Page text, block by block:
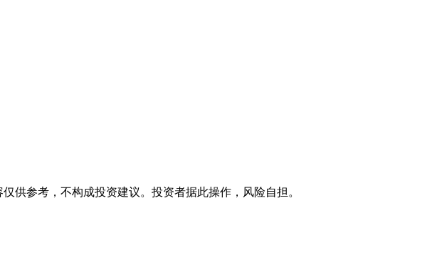
供参考，不构成投资建议。投资者据此操作，风险自担。